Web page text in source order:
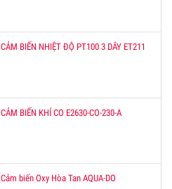
CẢM BIẾN NHIỆT ĐỘ PT100 3 DÂY ET211
CẢM BIẾN KHÍ CO E2630-CO-230-A
Cảm biến Oxy Hòa Tan AQUA-DO